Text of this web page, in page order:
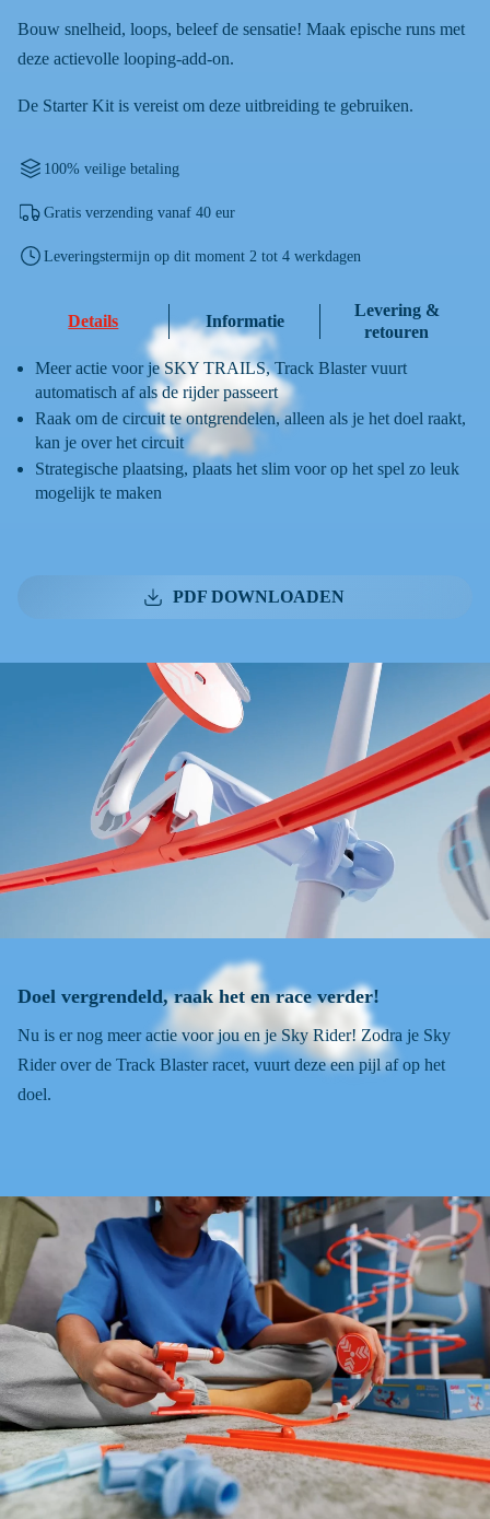
Bouw snelheid, loops, beleef de sensatie! Maak epische runs met
deze actievolle looping-add-on.
De Starter Kit is vereist om deze uitbreiding te gebruiken.
100% veilige betaling
Gratis verzending vanaf 40 eur
Leveringstermijn op dit moment 2 tot 4 werkdagen
Details Informatie
Levering &
retouren
Meer actie voor je SKY TRAILS, Track Blaster vuurt
automatisch af als de rijder passeert
Raak om de circuit te ontgrendelen, alleen als je het doel raakt,
kan je over het circuit
Strategische plaatsing, plaats het slim voor op het spel zo leuk
mogelijk te maken
PDF DOWNLOADEN
Doel vergrendeld, raak het en race verder!
Nu is er nog meer actie voor jou en je Sky Rider! Zodra je Sky
Rider over de Track Blaster racet, vuurt deze een pijl af op het
doel.